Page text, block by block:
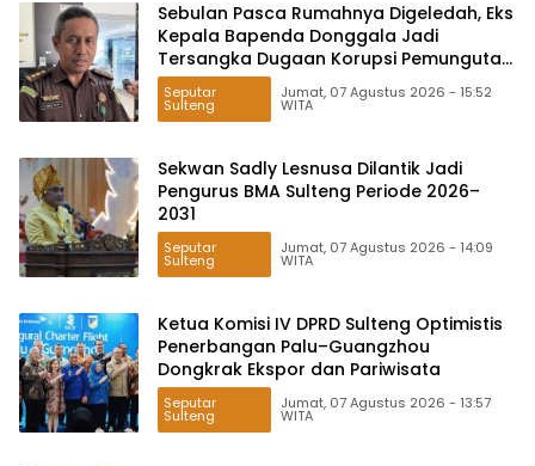
Sebulan Pasca Rumahnya Digeledah, Eks
Kepala Bapenda Donggala Jadi
Tersangka Dugaan Korupsi Pemungutan
Pajak Pertambangan
Seputar
Sulteng
Jumat, 07 Agustus 2026 - 15:52
WITA
Sekwan Sadly Lesnusa Dilantik Jadi
Pengurus BMA Sulteng Periode 2026–
2031
Seputar
Sulteng
Jumat, 07 Agustus 2026 - 14:09
WITA
Ketua Komisi IV DPRD Sulteng Optimistis
Penerbangan Palu–Guangzhou
Dongkrak Ekspor dan Pariwisata
Seputar
Sulteng
Jumat, 07 Agustus 2026 - 13:57
WITA